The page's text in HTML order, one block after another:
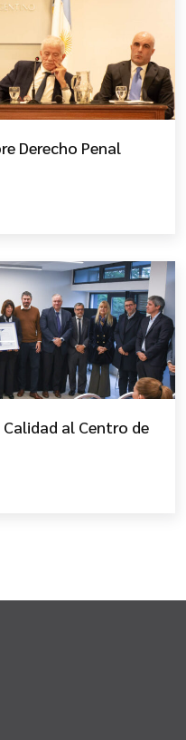
Derecho Penal
al Centro de